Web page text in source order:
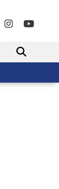
BUSCAR